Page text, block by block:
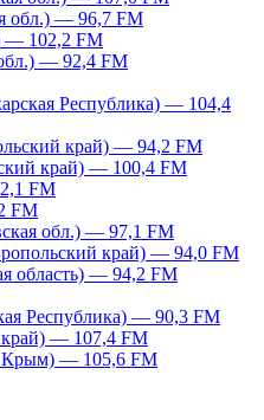
обл.) — 96,7 FM
— 102,2 FM
— 92,4 FM
Республика) — 104,4
край) — 94,2 FM
край) — 100,4 FM
FM
FM
обл.) — 97,1 FM
край) — 94,0 FM
область) — 94,2 FM
Республика) — 90,3 FM
— 107,4 FM
Крым) — 105,6 FM